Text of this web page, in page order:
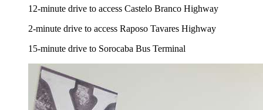
12-minute drive to access Castelo Branco Highway
2-minute drive to access Raposo Tavares Highway
15-minute drive to Sorocaba Bus Terminal